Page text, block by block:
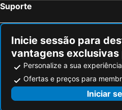
Suporte
Inicie sessão para
vantagens exclusivas
Personalize a sua experiência
Ofertas e preços para
Iniciar